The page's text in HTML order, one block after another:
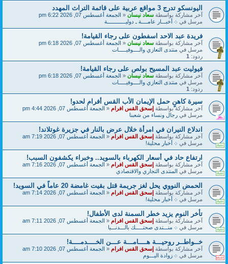
اليونسكو تدرج 3 مواقع عربية على قائمة التراث المهدد
آخر مشاركة بواسطةسعاد نيسان«الجمعة أغسطس 07, 2026 6:22 pm
مرسل في܀ أخبـــار عامــــة ـ دوليــــــــــــة
فريدة عبد الاحد اسفطون على رجاء القيامة!
آخر مشاركة بواسطةسعاد نيسان«الجمعة أغسطس 07, 2026 6:18 pm
مرسل فيمنتدى التعازي والــــوفيـــــات
ردود: 1
فيوليت عبد المسيح بولص على رجاء القيامة!
آخر مشاركة بواسطةسعاد نيسان«الجمعة أغسطس 07, 2026 6:18 pm
مرسل فيمنتدى التعازي والــــوفيـــــات
ردود: 1
سيرة كاهنٍ حمل الإيمان الأب القس أفرام لحدو!
آخر مشاركة بواسطةإسحق القس افرام«الجمعة أغسطس 07, 2026 4:44 pm
مرسل فيرجال ونساء من شعبنا
اندلاع النيران في امرأة خلال عرض بالنار في جزيرة غوتلاند!
آخر مشاركة بواسطةإسحق القس افرام«الجمعة أغسطس 07, 2026 7:19 am
مرسل في܀ أخبار محلية!
ارتفاع حاد في أسعار الكهرباء بالسويد.. وخبراء يكشفون السبب!
آخر مشاركة بواسطةإسحق القس افرام«الجمعة أغسطس 07, 2026 7:16 am
مرسل فيالمنتدى التجاري والاقتصادي
الحمض النووي يحل لغز جريمة قتل بقيت غامضة 20 عاماً في السويد!
آخر مشاركة بواسطةإسحق القس افرام«الجمعة أغسطس 07, 2026 7:14 am
مرسل في܀ أخبار محلية!
تأخر النوم يزيد خطر السمنة لدى الأطفال!
آخر مشاركة بواسطةإسحق القس افرام«الجمعة أغسطس 07, 2026 7:11 am
مرسل في܀ منـــتدى صحتـــــك بالـــدنـــيا
خــواطــر روحيـــة هــــامـــة عـــن الخــــدمــــة!
آخر مشاركة بواسطةإسحق القس افرام«الجمعة أغسطس 07, 2026 7:10 am
مرسل في܀ زوادة اليـــوم